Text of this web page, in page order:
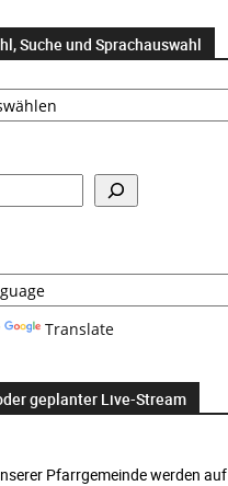
Suche und Sprachauswahl
Translate
geplanter Live-Stream
Pfarrgemeinde werden auf